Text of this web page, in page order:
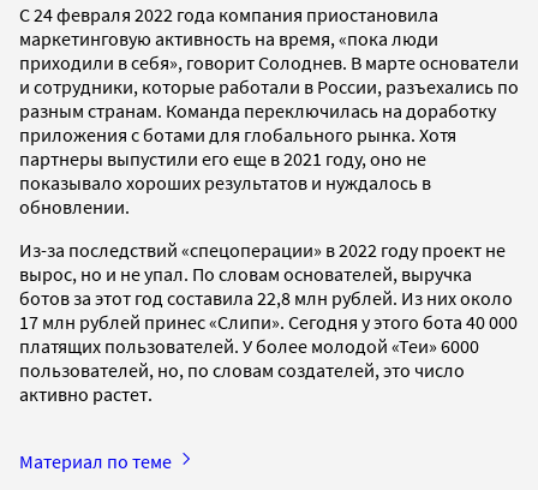
С 24 февраля 2022 года компания приостановила
маркетинговую активность на время, «пока люди
приходили в себя», говорит Солоднев. В марте основатели
и сотрудники, которые работали в России, разъехались по
разным странам. Команда переключилась на доработку
приложения с ботами для глобального рынка. Хотя
партнеры выпустили его еще в 2021 году, оно не
показывало хороших результатов и нуждалось в
обновлении.
Из-за последствий «спецоперации» в 2022 году проект не
вырос, но и не упал. По словам основателей, выручка
ботов за этот год составила 22,8 млн рублей. Из них около
17 млн рублей принес «Слипи». Сегодня у этого бота 40 000
платящих пользователей. У более молодой «Теи» 6000
пользователей, но, по словам создателей, это число
активно растет.
Материал по теме